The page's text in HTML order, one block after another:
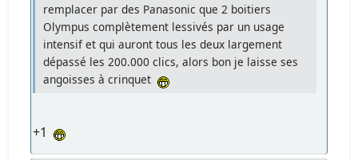
remplacer par des Panasonic que 2 boitiers
Olympus complètement lessivés par un usage
intensif et qui auront tous les deux largement
dépassé les 200.000 clics, alors bon je laisse ses
angoisses à crinquet
+1